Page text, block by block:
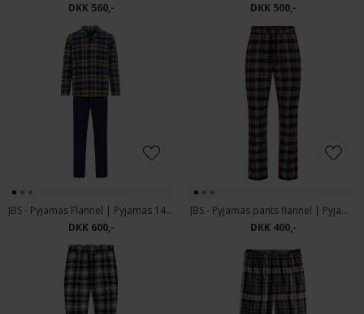
DKK 560,-
DKK 500,-
JBS - Pyjamas Flannel | Pyjamas 1403
DKK 600,-
JBS - Pyjamas pants flannel | Pyjamasbukser 1402
DKK 400,-